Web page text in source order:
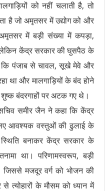
को नहीं चलाती है, तो
है जो अमृतसर में उद्योग को और
में बड़ी संख्या में कपड़ा,
लेकिन केंद्र सरकार की घुसपैठ के
कि पंजाब से चावल, सूखे मेवे और
था और मालगाड़ियों के बंद होने
बंदरगाहों पर अटक गए थे।
समीर जैन ने कहा कि केंद्र
लिए आवश्यक वस्तुओं की ढुलाई के
स्थिति बनाकर केंद्र सरकार के
था। परिणामस्वरूप, बड़ी
मजदूर वर्ग को भोजन की
के मौसम को ध्यान में